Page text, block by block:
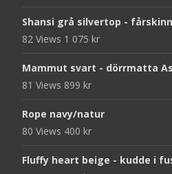
priset
var:
priset
Shansi grå silvertop - fårskinn
82 Views 1 075 kr
Mammut svart - dörrmatta
81 Views 899 kr
Rope navy/natur
80 Views 400 kr
Fluffy heart beige - kudde i